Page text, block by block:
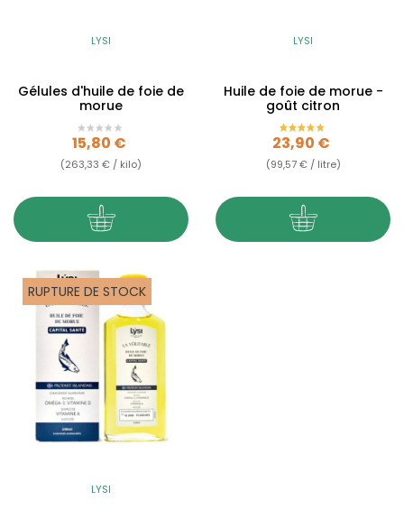
LYSI
Gélules d'huile de foie de
morue
Prix
15,80 €
(263,33 € / kilo)
LYSI
Huile de foie de morue -
goût citron
Prix
23,90 €
(99,57 € / litre)
RUPTURE DE STOCK
LYSI